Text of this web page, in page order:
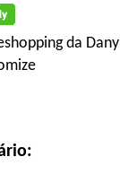
da Dany